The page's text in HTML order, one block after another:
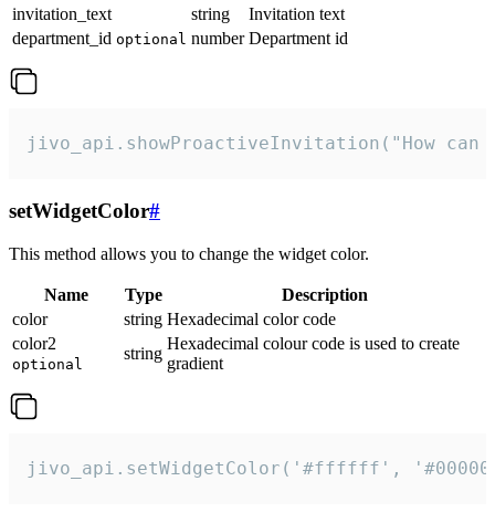
invitation_text
string
Invitation text
department_id optional number Department id
jivo_api.showProactiveInvitation("How
setWidgetColor#
This method allows you to change the widget color.
Name Type
Description
color
string Hexadecimal color code
color2
optional
string
Hexadecimal colour code is used to create
gradient
jivo_api.setWidgetColor('#ffffff',